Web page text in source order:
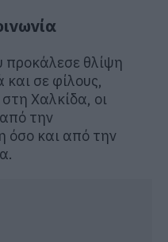
προκάλεσε θλίψη
και σε φίλους,
Χαλκίδα, οι
την
όσο και από την